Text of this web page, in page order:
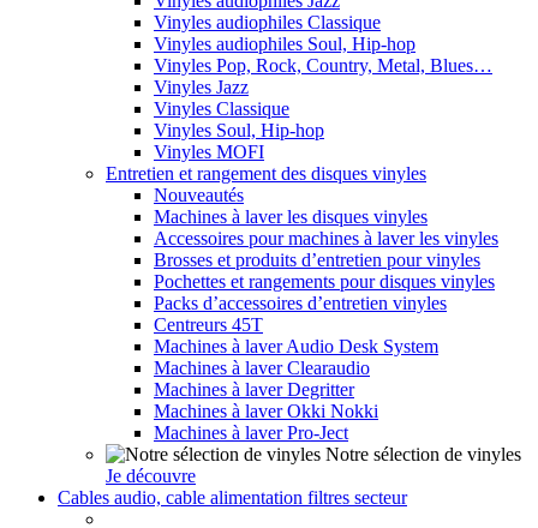
Vinyles audiophiles Classique
Vinyles audiophiles Soul, Hip-hop
Vinyles Pop, Rock, Country, Metal, Blues…
Vinyles Jazz
Vinyles Classique
Vinyles Soul, Hip-hop
Vinyles MOFI
Entretien et rangement des disques vinyles
Nouveautés
Machines à laver les disques vinyles
Accessoires pour machines à laver les vinyles
Brosses et produits d’entretien pour vinyles
Pochettes et rangements pour disques vinyles
Packs d’accessoires d’entretien vinyles
Centreurs 45T
Machines à laver Audio Desk System
Machines à laver Clearaudio
Machines à laver Degritter
Machines à laver Okki Nokki
Machines à laver Pro-Ject
Notre sélection de vinyles
Je découvre
Cables audio, cable alimentation filtres secteur